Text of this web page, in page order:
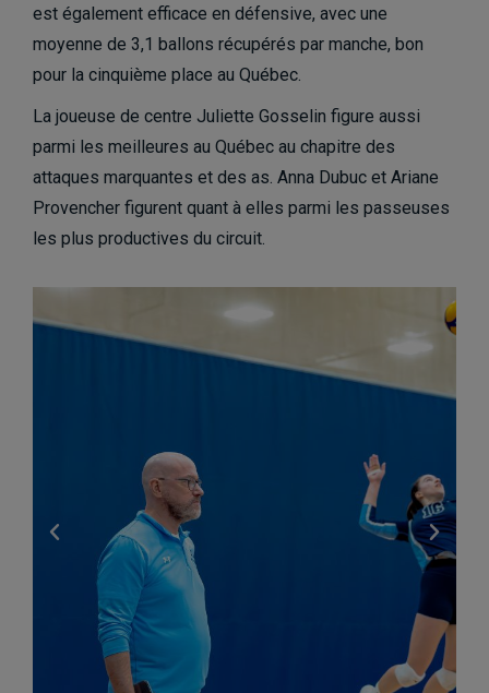
est également efficace en défensive, avec une
moyenne de 3,1 ballons récupérés par manche, bon
pour la cinquième place au Québec.
La joueuse de centre Juliette Gosselin figure aussi
parmi les meilleures au Québec au chapitre des
attaques marquantes et des as. Anna Dubuc et Ariane
Provencher figurent quant à elles parmi les passeuses
les plus productives du circuit.